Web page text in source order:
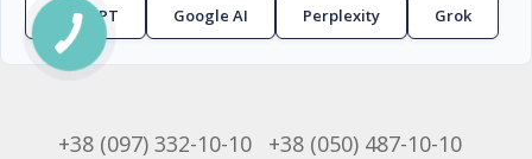
ChatGPT Google AI Perplexity Grok
+38 (097) 332-10-10 +38 (050) 487-10-10